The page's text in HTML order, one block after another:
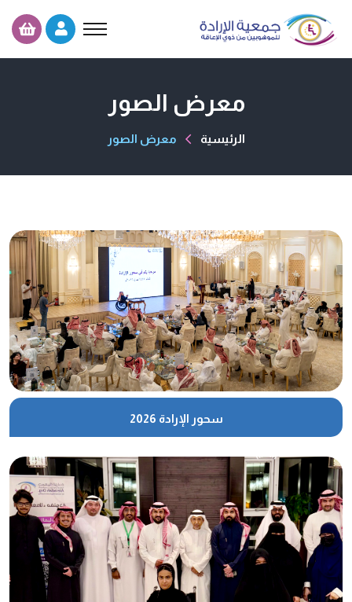
معرض الصور
الرئيسية معرض الصور
سحور الإرادة 2026